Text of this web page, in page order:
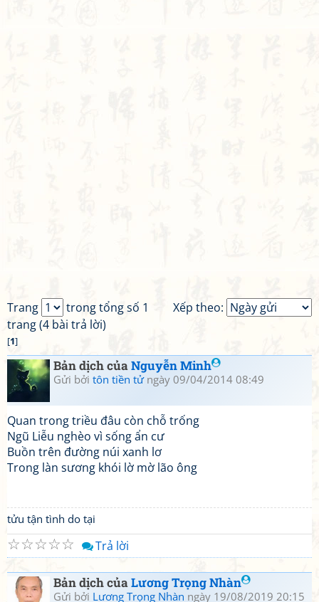
Xếp theo:
Trang
trong tổng số 1
trang (4 bài trả lời)
[1]
Bản dịch củaNguyễn Minh
Gửi bởi tôn tiền tửngày 09/04/2014 08:49
Quan trong triều đâu còn chỗ trống
Ngũ Liễu nghèo vì sống ẩn cư
Buồn trên đường núi xanh lơ
Trong làn sương khói lờ mờ lão ông
tửu tận tình do tại
☆
☆
☆
☆
☆ Trả lời
Bản dịch củaLương Trọng Nhàn
Gửi bởi Lương Trọng Nhàn ngày 19/08/2019 20:15